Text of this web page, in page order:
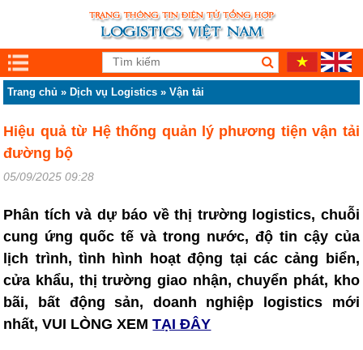
Trang chủ » Dịch vụ Logistics »Vận tải
Hiệu quả từ Hệ thống quản lý phương tiện vận tải
đường bộ
05/09/2025 09:28
Phân tích và dự báo về thị trường logistics, chuỗi
cung ứng quốc tế và trong nước, độ tin cậy của
lịch trình, tình hình hoạt động tại các cảng biển,
cửa khẩu, thị trường giao nhận, chuyển phát, kho
bãi, bất động sản, doanh nghiệp logistics mới
nhất, VUI LÒNG XEM TẠI ĐÂY